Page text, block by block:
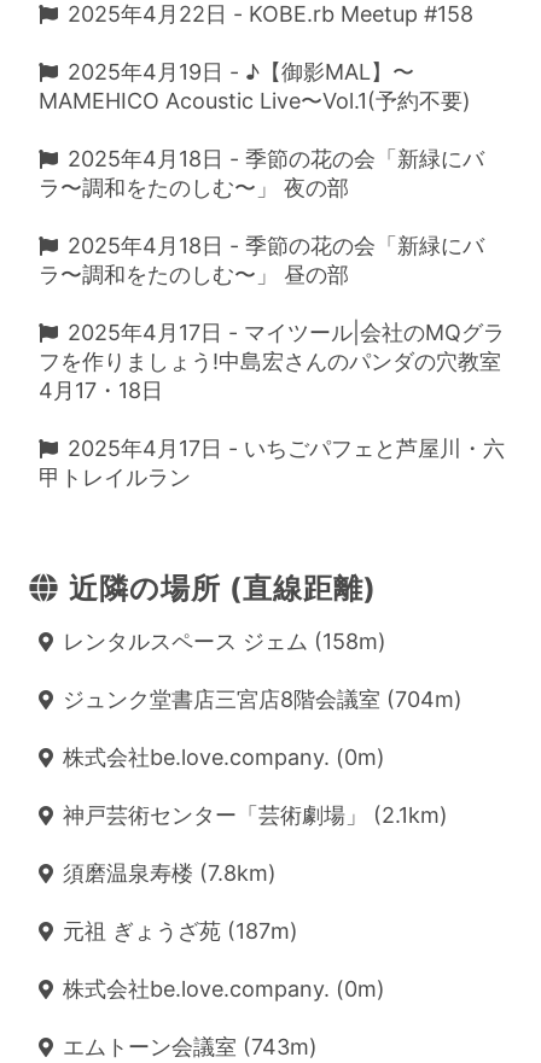
2025年4月22日 - KOBE.rb Meetup #158
2025年4月19日 - ♪【御影MAL】〜
MAMEHICO Acoustic Live〜Vol.1(予約不要)
2025年4月18日 - 季節の花の会「新緑にバ
ラ〜調和をたのしむ〜」 夜の部
2025年4月18日 - 季節の花の会「新緑にバ
ラ〜調和をたのしむ〜」 昼の部
2025年4月17日 - マイツール|会社のMQグラ
フを作りましょう!中島宏さんのパンダの穴教室
4月17・18日
2025年4月17日 - いちごパフェと芦屋川・六
甲トレイルラン
近隣の場所 (直線距離)
レンタルスペース ジェム (158m)
ジュンク堂書店三宮店8階会議室 (704m)
株式会社be.love.company. (0m)
神戸芸術センター「芸術劇場」 (2.1km)
須磨温泉寿楼 (7.8km)
元祖 ぎょうざ苑 (187m)
株式会社be.love.company. (0m)
エムトーン会議室 (743m)